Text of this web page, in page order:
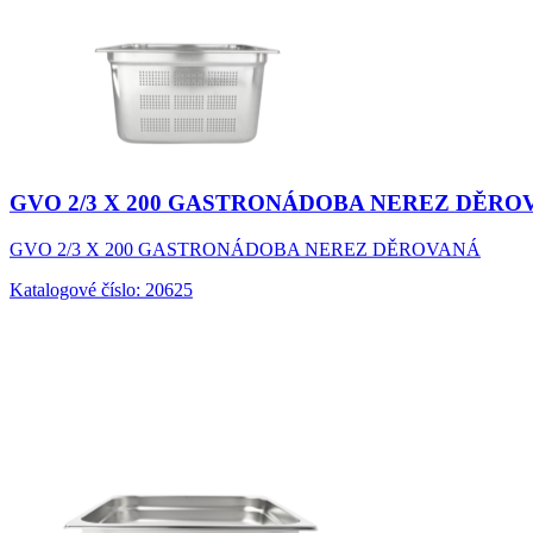
GVO 2/3 X 200 GASTRONÁDOBA NEREZ
GVO 2/3 X 200 GASTRONÁDOBA NEREZ DĚROVANÁ
Katalogové číslo: 20625